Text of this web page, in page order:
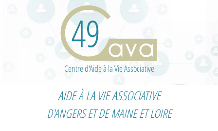
Centre d'Aide à la Vie Associative
AIDE À LA VIE ASSOCIATIVE
D'ANGERS ET DE MAINE ET LOIRE